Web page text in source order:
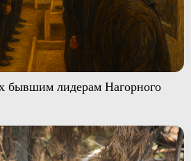
бывшим лидерам Нагорного